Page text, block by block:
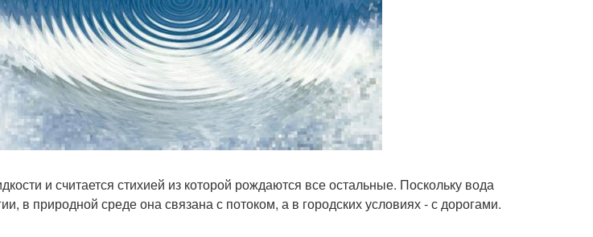
и считается стихией из которой рождаются все остальные. Поскольку вода
в природной среде она связана с потоком, а в городских условиях - с дорогами.